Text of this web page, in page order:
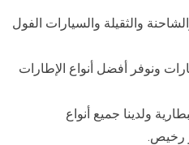
والثقيلة والسيارات الفول
ونوفر أفضل أنواع الإطارات
ولدينا جميع أنواع
رخيص.